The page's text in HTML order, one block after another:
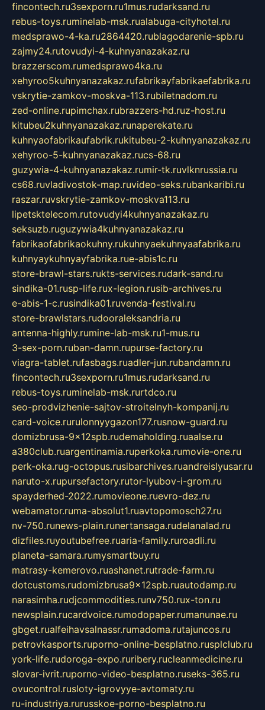
fincontech.ru3sexporn.ru1mus.rudarksand.ru
rebus-toys.ruminelab-msk.rualabuga-cityhotel.ru
medsprawo-4-ka.ru2864420.rublagodarenie-spb.ru
zajmy24.rutovudyi-4-kuhnyanazakaz.ru
brazzerscom.rumedsprawo4ka.ru
xehyroo5kuhnyanazakaz.rufabrikayfabrikaefabrika.ru
vskrytie-zamkov-moskva-113.rubiletnadom.ru
zed-online.rupimchax.rubrazzers-hd.ruz-host.ru
kitubeu2kuhnyanazakaz.runaperekate.ru
kuhnyaofabrikaufabrik.rukitubeu-2-kuhnyanazakaz.ru
xehyroo-5-kuhnyanazakaz.rucs-68.ru
guzywia-4-kuhnyanazakaz.rumir-tk.ruvlknrussia.ru
cs68.ruvladivostok-map.ruvideo-seks.rubankaribi.ru
raszar.ruvskrytie-zamkov-moskva113.ru
lipetsktelecom.rutovudyi4kuhnyanazakaz.ru
seksuzb.ruguzywia4kuhnyanazakaz.ru
fabrikaofabrikaokuhny.rukuhnyaekuhnyaafabrika.ru
kuhnyaykuhnyayfabrika.rue-abis1c.ru
store-brawl-stars.rukts-services.rudark-sand.ru
sindika-01.rusp-life.rux-legion.rusib-archives.ru
e-abis-1-c.rusindika01.ruvenda-festival.ru
store-brawlstars.rudooraleksandria.ru
antenna-highly.rumine-lab-msk.ru1-mus.ru
3-sex-porn.ruban-damn.rupurse-factory.ru
viagra-tablet.rufasbags.ruadler-jun.rubandamn.ru
fincontech.ru3sexporn.ru1mus.rudarksand.ru
rebus-toys.ruminelab-msk.rurtdco.ru
seo-prodvizhenie-sajtov-stroitelnyh-kompanij.ru
card-voice.rurulonnyygazon177.rusnow-guard.ru
domizbrusa-9x12spb.rudemaholding.ruaalse.ru
a380club.ruargentinamia.ruperkoka.rumovie-one.ru
perk-oka.rug-octopus.rusibarchives.ruandreislyusar.ru
naruto-x.rupursefactory.rutor-lyubov-i-grom.ru
spayderhed-2022.rumovieone.ruevro-dez.ru
webamator.ruma-absolut1.ruavtopomosch27.ru
nv-750.runews-plain.runertansaga.rudelanalad.ru
dizfiles.ruyoutubefree.ruaria-family.ruroadli.ru
planeta-samara.rumysmartbuy.ru
matrasy-kemerovo.ruashanet.rutrade-farm.ru
dotcustoms.rudomizbrusa9x12spb.ruautodamp.ru
narasimha.rudjcommodities.runv750.rux-ton.ru
newsplain.rucardvoice.rumodopaper.rumanunae.ru
gbget.rualfeihavsalnassr.rumadoma.rutajuncos.ru
petrovkasports.ruporno-online-besplatno.rusplclub.ru
york-life.rudoroga-expo.ruribery.rucleanmedicine.ru
slovar-ivrit.ruporno-video-besplatno.ruseks-365.ru
ovucontrol.rusloty-igrovyye-avtomaty.ru
ru-industriya.rurusskoe-porno-besplatno.ru